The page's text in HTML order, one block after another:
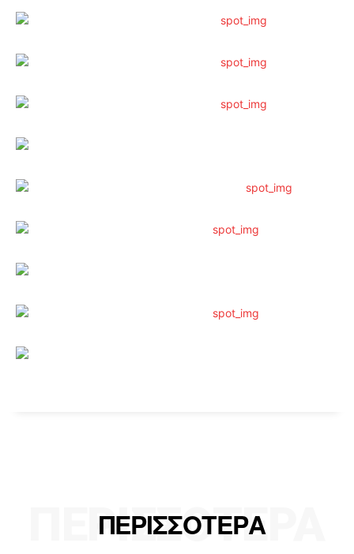
ΠΕΡΙΣΣΟΤΕΡΑ
ΠΕΡΙΣΣΟΤΕΡΑ